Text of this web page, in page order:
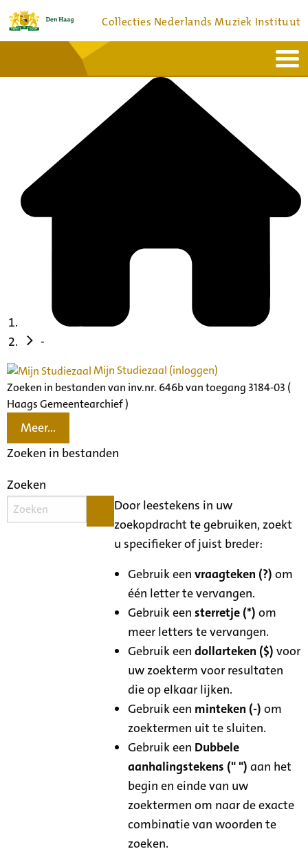
Collecties Nederlands Muziek Instituut
Bronnen en collecties
-
Mijn Studiezaal (inloggen)
Zoeken in bestanden van inv.nr. 646b van toegang 3184-03 (
Haags Gemeentearchief )
Meer...
Zoeken in bestanden
Zoeken
Door leestekens in uw
zoekopdracht te gebruiken, zoekt
u specifieker of juist breder:
Gebruik eenvraagteken (?) om
één letter te vervangen.
Gebruik eensterretje (*) om
meer letters te vervangen.
Gebruik eendollarteken ($) voor
uw zoekterm voor resultaten
die op elkaar lijken.
Gebruik een minteken (-) om
zoektermen uit te sluiten.
Gebruik een Dubbele
aanhalingstekens (" ") aan het
begin en einde van uw
zoektermen om naar de exacte
combinatie van woorden te
zoeken.